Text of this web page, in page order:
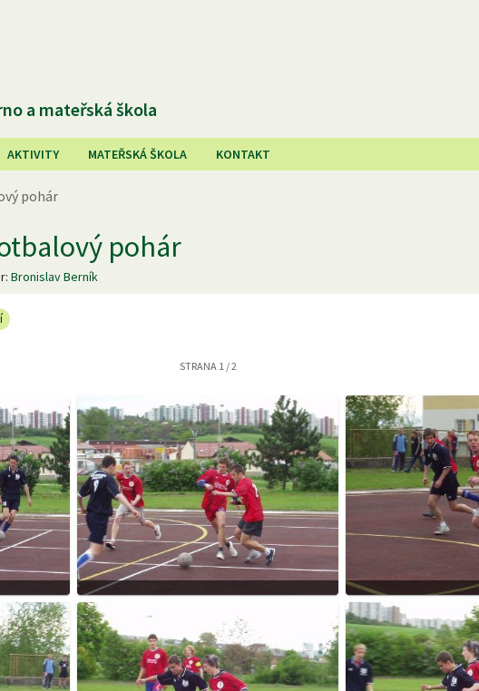
a mateřská škola
AKTIVITY MATEŘSKÁ ŠKOLA KONTAKT
pohár
pohár
Bronislav Berník
STRANA 1/2